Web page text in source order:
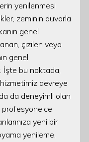
yenilenmesi
zeminin duvarla
genel
çizilen veya
genel
İşte bu noktada,
devreye
da deneyimli olan
profesyonelce
yeni bir
yenileme,